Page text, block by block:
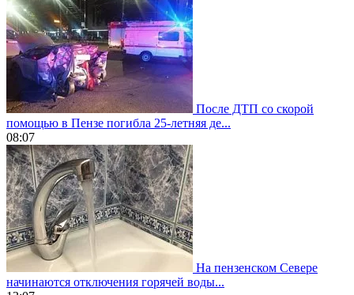
После ДТП со скорой
помощью в Пензе погибла 25-летняя де...
08:07
На пензенском Севере
начинаются отключения горячей воды...